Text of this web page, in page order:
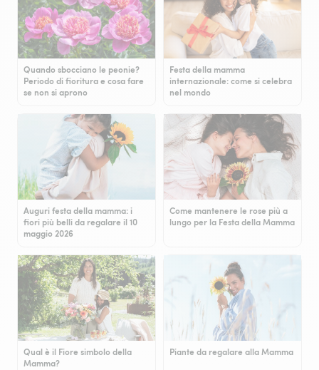
Quando sbocciano le peonie?
Periodo di fioritura e cosa fare
se non si aprono
Festa della mamma
internazionale: come si celebra
nel mondo
Auguri festa della mamma: i
fiori più belli da regalare il 10
maggio 2026
Come mantenere le rose più a
lungo per la Festa della Mamma
Qual è il Fiore simbolo della
Mamma?
Piante da regalare alla Mamma